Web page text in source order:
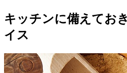
キッチンに備えてお
イス